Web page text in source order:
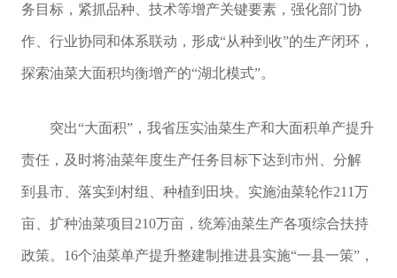
务目标，紧抓品种、技术等增产关键要素，强化部门协
作、行业协同和体系联动，形成“从种到收”的生产闭环，
探索油菜大面积均衡增产的“湖北模式”。
突出“大面积”，我省压实油菜生产和大面积单产提升
责任，及时将油菜年度生产任务目标下达到市州、分解
到县市、落实到村组、种植到田块。实施油菜轮作211万
亩、扩种油菜项目210万亩，统筹油菜生产各项综合扶持
政策。16个油菜单产提升整建制推进县实施“一县一策”，